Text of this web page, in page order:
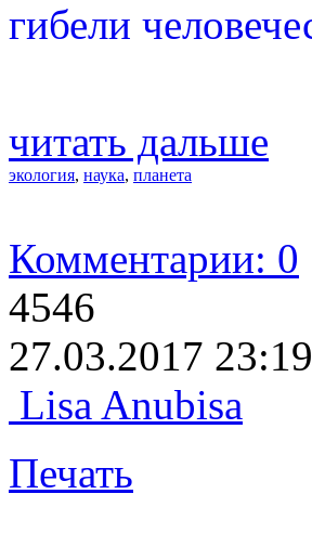
гибели
читать дальше
экология, наука, планета
Комментарии: 0
4546
27.03.2017 23:19
Lisa Anubisa
Печать